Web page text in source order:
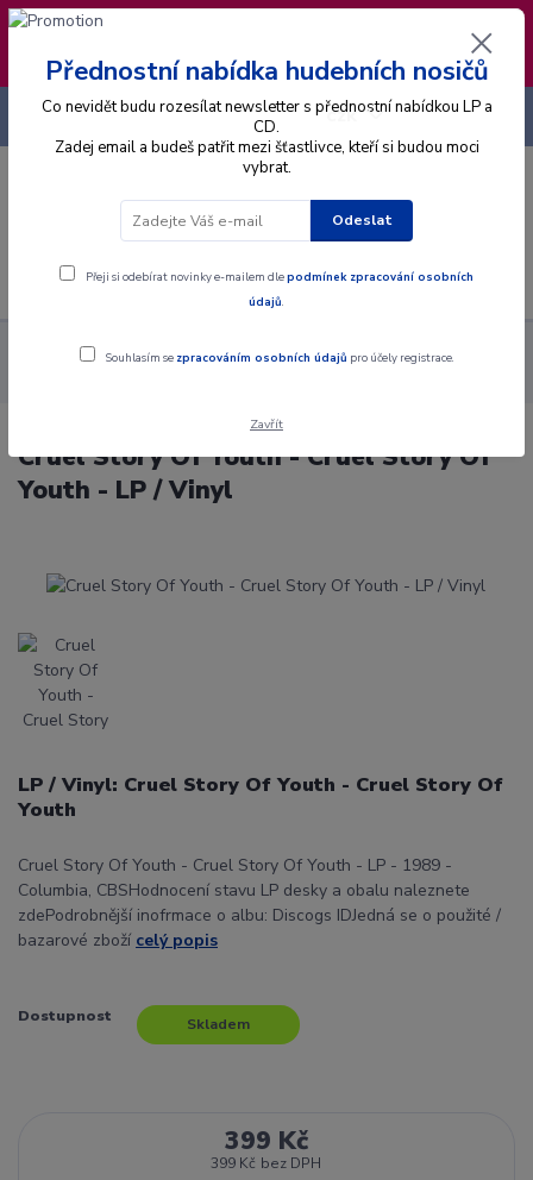
❣️ Od 4.8. do 13.8. čerpám dovolenou. Datum
expedice objednávek se posouvá na pátek
14.8.2026 🐋
Menu
CZK
+420 725 736 293
Alba Gramodesky
Cruel Story Of Youth - Cruel Story Of Youth
Cruel Story Of Youth - Cruel Story Of
Youth - LP / Vinyl
LP / Vinyl: Cruel Story Of Youth - Cruel Story Of
Youth
Cruel Story Of Youth - Cruel Story Of Youth - LP - 1989 -
Columbia, CBSHodnocení stavu LP desky a obalu naleznete
zdePodrobnější inofrmace o albu: Discogs IDJedná se o použité /
bazarové zboží celý popis
Dostupnost Skladem
399 Kč
399 Kč bez DPH
Přednostní nabídka hudebních nosičů
Co nevidět budu rozesílat newsletter s přednostní nabídkou LP a
CD.
Zadej email a budeš patřit mezi šťastlivce, kteří si budou moci
vybrat.
Odeslat
Přeji si odebírat novinky e-mailem dlepodmínek zpracování osobních
údajů.
Souhlasím se zpracováním osobních údajů pro účely registrace.
Zavřít